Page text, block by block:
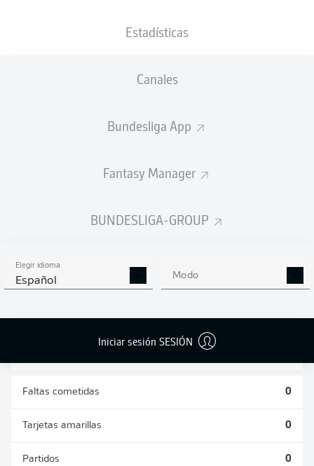
Estadísticas
Canales
Bundesliga App
Fantasy Manager
BUNDESLIGA-GROUP
Elegir idioma
Español Modo
Iniciar sesión SESIÓN
ESTADÍSTICAS
TEMPORADA 2026/2027
DIVIDIDOS
0
AÉREOS
0
Faltas cometidas 0
Tarjetas amarillas 0
Partidos 0